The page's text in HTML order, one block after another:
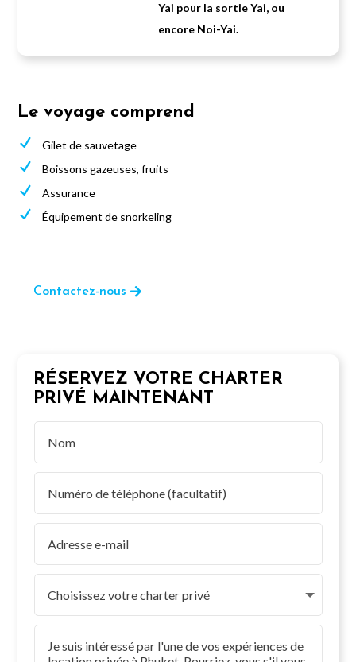
Yai pour la sortie Yai, ou
encore Noi-Yai.
Le voyage comprend
N Gilet de sauvetage
N Boissons gazeuses, fruits
N Assurance
N Équipement de snorkeling
Contactez-nous
RÉSERVEZ VOTRE CHARTER
PRIVÉ MAINTENANT